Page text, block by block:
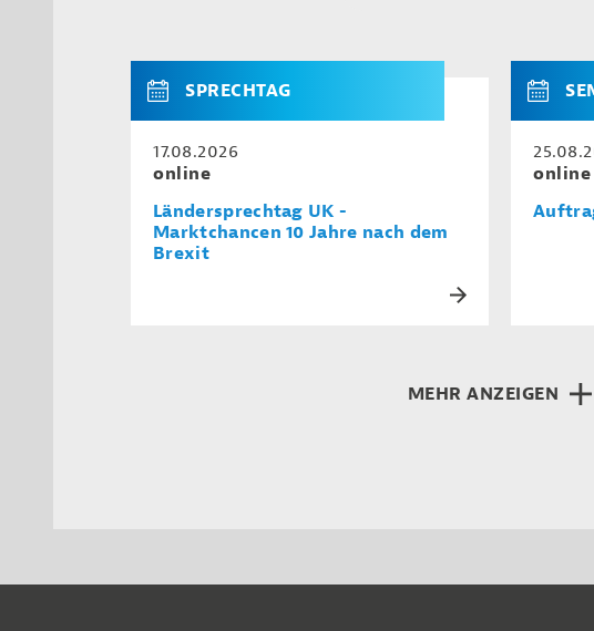
SPRECHTAG
17.08.2026
online
Ländersprechtag UK -
Marktchancen 10 Jahre nach dem
Brexit
online
MEHR ANZEIGEN